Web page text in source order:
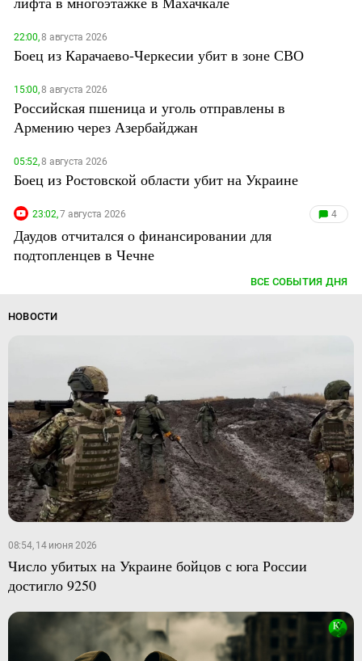
22:00,8 августа 2026
Боец из Карачаево-Черкесии убит в зоне СВО
15:00,8 августа 2026
Российская пшеница и уголь отправлены в
Армению через Азербайджан
05:52,8 августа 2026
Боец из Ростовской области убит на Украине
23:02,7 августа 2026 4
Даудов отчитался о финансировании для
подтопленцев в Чечне
ВСЕ СОБЫТИЯ ДНЯ
НОВОСТИ
08:54, 14 июня 2026
Число убитых на Украине бойцов с юга России
достигло 9250